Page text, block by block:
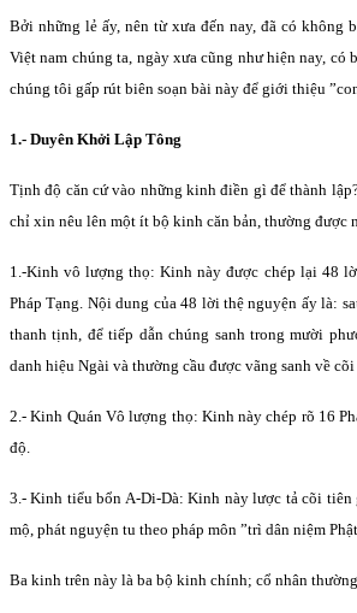
Bởi những lẻ ấy, nên từ xưa đến nay, đã có không
Việt nam chúng ta, ngày xưa cũng như hiện nay,
chúng tôi gấp rút biên soạn bài này để giới thiệu
1.- Duyên Khởi Lập Tông
Tịnh độ căn cứ vào những kinh điền gì để thành
chỉ xin nêu lên một ít bộ kinh căn bản, thường được
1.-Kinh vô lượng thọ: Kinh này được chép lại 48
Pháp Tạng. Nội dung của 48 lời thệ nguyện ấy là:
thanh tịnh, để tiếp dẫn chúng sanh trong mười
danh hiệu Ngài và thường cầu được vãng sanh về
2.- Kinh Quán Vô lượng thọ: Kinh này chép rõ 16
độ.
3.- Kinh tiểu bổn A-Di-Dà: Kinh này lược tả cõi
mộ, phát nguyện tu theo pháp môn ”trì dân niệm
Ba kinh trên này là ba bộ kinh chính; cổ nhân